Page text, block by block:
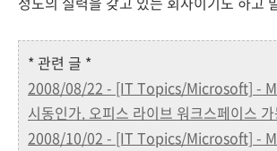
* 관련 글 *
2008/08/22 - [IT Topics/Microsoft] -
시동인가. 오피스 라이브 워크스페이스
2008/10/02 - [IT Topics/Microsoft] -